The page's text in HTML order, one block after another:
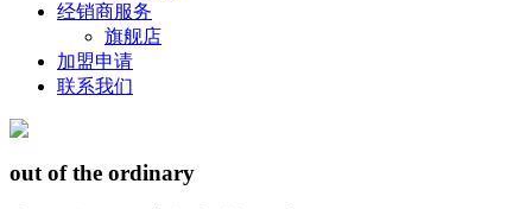
经销商服务
旗舰店
加盟申请
联系我们
out of the ordinary